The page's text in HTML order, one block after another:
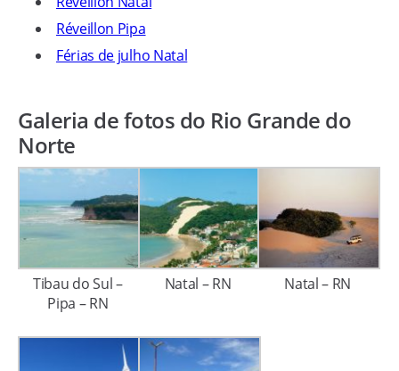
Réveillon Pipa
Férias de julho Natal
Galeria de fotos do Rio Grande do
Norte
Tibau do Sul –
Pipa – RN
Natal – RN Natal – RN